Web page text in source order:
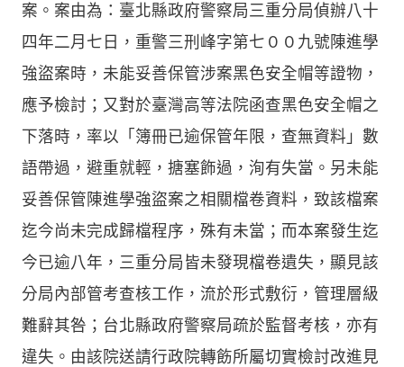
案。案由為：臺北縣政府警察局三重分局偵辦八十
四年二月七日，重警三刑峰字第七００九號陳進學
強盜案時，未能妥善保管涉案黑色安全帽等證物，
應予檢討；又對於臺灣高等法院函查黑色安全帽之
下落時，率以「簿冊已逾保管年限，查無資料」數
語帶過，避重就輕，搪塞飾過，洵有失當。另未能
妥善保管陳進學強盜案之相關檔卷資料，致該檔案
迄今尚未完成歸檔程序，殊有未當；而本案發生迄
今已逾八年，三重分局皆未發現檔卷遺失，顯見該
分局內部管考查核工作，流於形式敷衍，管理層級
難辭其咎；台北縣政府警察局疏於監督考核，亦有
違失。由該院送請行政院轉飭所屬切實檢討改進見